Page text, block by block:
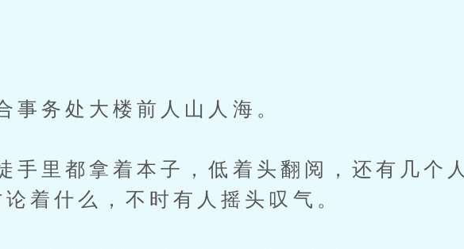
务处大楼前人山人海。
里都拿着本子，低着头翻阅，还有几个人
着什么，不时有人摇头叹气。